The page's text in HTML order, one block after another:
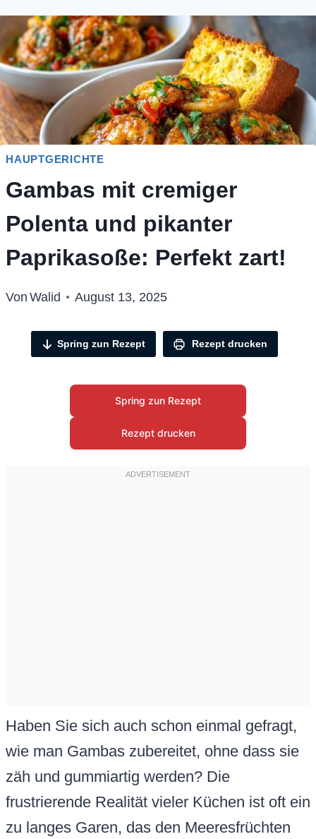
HAUPTGERICHTE
Gambas mit cremiger
Polenta und pikanter
Paprikasoße: Perfekt zart!
Von Walid August 13, 2025
Spring zun Rezept Rezept drucken
Spring zun Rezept
Rezept drucken
Haben Sie sich auch schon einmal gefragt,
wie man Gambas zubereitet, ohne dass sie
zäh und gummiartig werden? Die
frustrierende Realität vieler Küchen ist oft ein
zu langes Garen, das den Meeresfrüchten